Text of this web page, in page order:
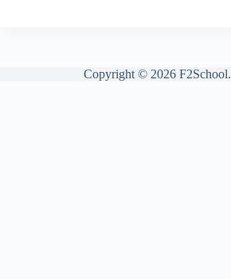
Copyright © 2026 F2School.